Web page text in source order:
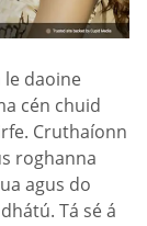
le daoine
cén chuid
Cruthaíonn
roghanna
agus do
Tá sé á